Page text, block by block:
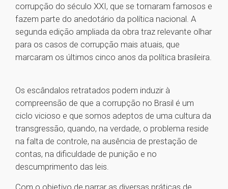
corrupção do século XXI, que se tornaram famosos e
fazem parte do anedotário da política nacional. A
segunda edição ampliada da obra traz relevante olhar
para os casos de corrupção mais atuais, que
marcaram os últimos cinco anos da política brasileira.
Os escândalos retratados podem induzir à
compreensão de que a corrupção no Brasil é um
ciclo vicioso e que somos adeptos de uma cultura da
transgressão, quando, na verdade, o problema reside
na falta de controle, na ausência de prestação de
contas, na dificuldade de punição e no
descumprimento das leis.